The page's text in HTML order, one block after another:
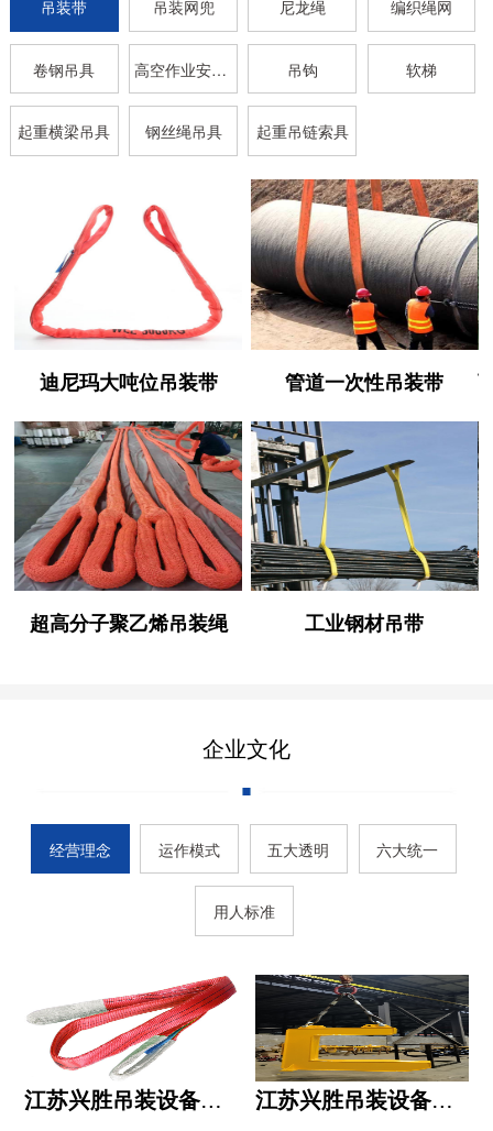
吊装带 吊装网兜 尼龙绳 编织绳网
卷钢吊具 高空作业安全带 吊钩 软梯
起重横梁吊具 钢丝绳吊具 起重吊链索具
迪尼玛大吨位吊装带 管道一次性吊装带
超高分子聚乙烯吊装绳 工业钢材吊带
企业文化
经营理念 运作模式 五大透明 六大统一
用人标准
江苏兴胜吊装设备有限公司的用人标准 江苏兴胜吊装设备有限公司的六大统一